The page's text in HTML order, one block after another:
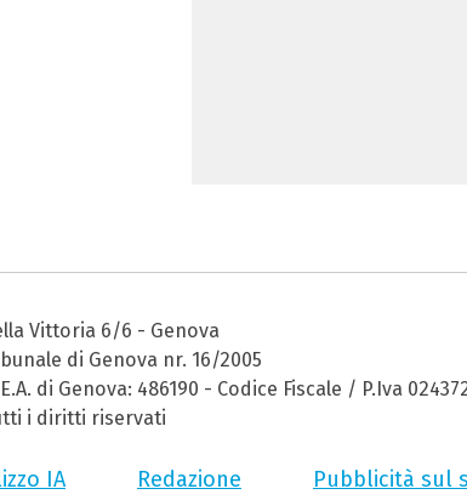
Vittoria 6/6 - Genova
di Genova nr. 16/2005
di Genova: 486190 - Codice Fiscale / P.Iva
i diritti riservati
IA Redazione Pubblicità sul